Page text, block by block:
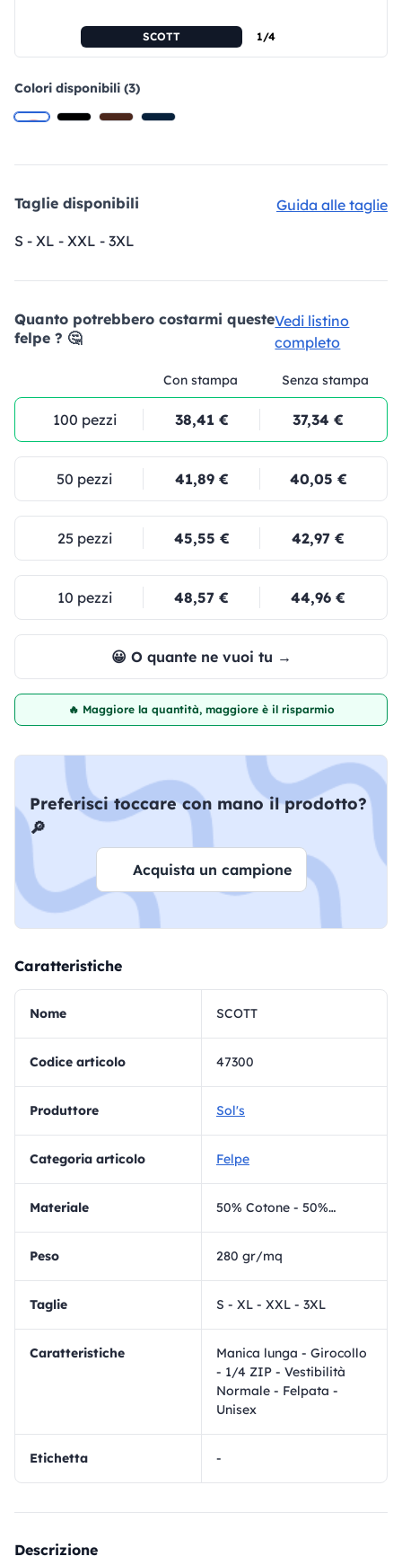
SCOTT 1/4
Colori disponibili (3)
Taglie disponibili
Guida alle taglie
S - XL - XXL - 3XL
Quanto potrebbero costarmi queste
felpe ? 🤔
Vedi listino
completo
Con stampa Senza stampa
100 pezzi 38,41 € 37,34 €
50 pezzi 41,89 € 40,05 €
25 pezzi 45,55 € 42,97 €
10 pezzi 48,57 € 44,96 €
😀 O quante ne vuoi tu →
🔥 Maggiore la quantità, maggiore è il risparmio
Preferisci toccare con mano il prodotto?
🔎
Acquista un campione
Caratteristiche
Nome SCOTT
Codice articolo 47300
Produttore Sol's
Categoria articolo Felpe
materiale 50% Cotone - 50% Poliestere
Peso 280 gr/mq
Taglie S - XL - XXL - 3XL
Caratteristiche
Manica lunga - Girocollo
- 1/4 ZIP - Vestibilità
Normale - Felpata -
Unisex
Etichetta -
Descrizione